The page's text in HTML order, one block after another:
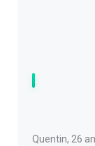
Quentin, 26